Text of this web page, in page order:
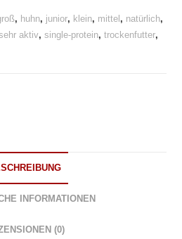
, huhn, junior, klein, mittel , natürlich,
aktiv,single-protein,trockenfutter,
INFORMATIONEN
(0)